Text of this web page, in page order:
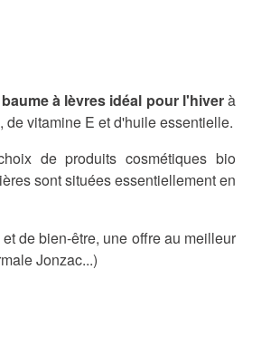
baume à lèvres idéal pour l'hiverà
vitamine E et d'huile essentielle.
de produits cosmétiques bio
sont situées essentiellement en
de bien-être, une offre au meilleur
Jonzac...)